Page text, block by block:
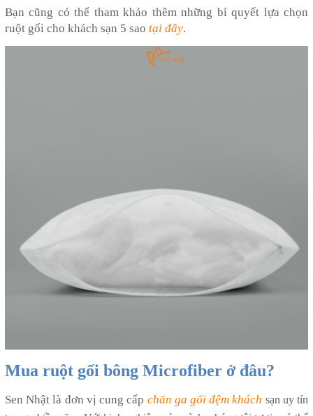
Bạn cũng có thể tham khảo thêm những bí quyết lựa chọn
ruột gối cho khách sạn 5 sao tại đây.
Mua ruột gối bông Microfiber ở đâu?
Sen Nhật là đơn vị cung cấp chăn ga gối đệm khách sạn uy tín